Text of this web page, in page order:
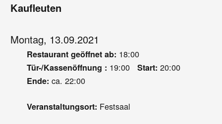
Kaufleuten
Montag, 13.09.2021
Restaurant geöffnet ab: 18:00
Tür-/Kassenöffnung : 19:00 Start: 20:00
Ende: ca. 22:00
Veranstaltungsort: Festsaal